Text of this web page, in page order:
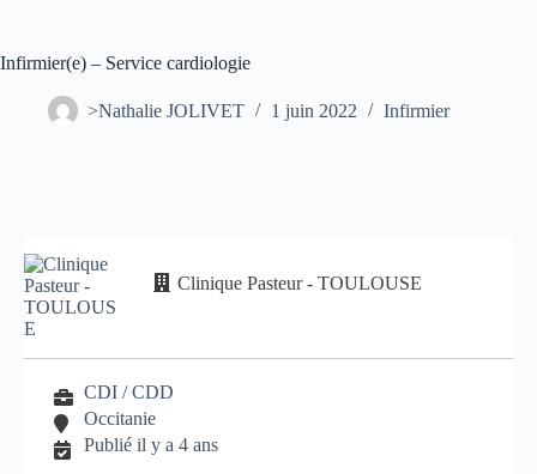
Infirmier(e) – Service cardiologie
>Nathalie JOLIVET 1 juin 2022 Infirmier
Clinique Pasteur - TOULOUSE
CDI / CDD
Occitanie
Publié il y a 4 ans